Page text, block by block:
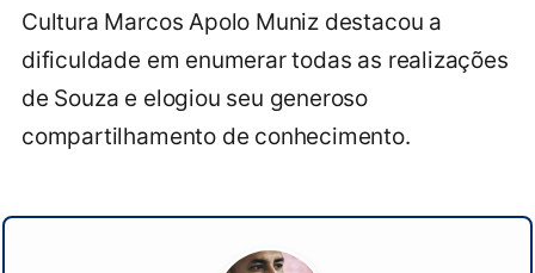
Cultura Marcos Apolo Muniz destacou a
dificuldade em enumerar todas as realizações
de Souza e elogiou seu generoso
compartilhamento de conhecimento.